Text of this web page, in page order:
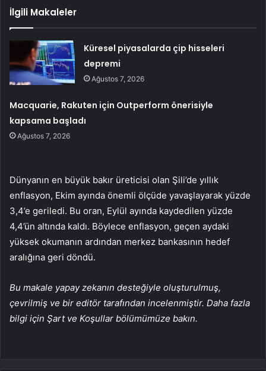
İlgili Makaleler
Küresel piyasalarda çip hisseleri
depremi
Ağustos 7, 2026
Macquarie, Rakuten için Outperform önerisiyle
kapsama başladı
Ağustos 7, 2026
Dünyanın en büyük bakır üreticisi olan Şili’de yıllık
enflasyon, Ekim ayında önemli ölçüde yavaşlayarak yüzde
3,4’e geriledi. Bu oran, Eylül ayında kaydedilen yüzde
4,4’ün altında kaldı. Böylece enflasyon, geçen aydaki
yüksek okumanın ardından merkez bankasının hedef
aralığına geri döndü.
Bu makale yapay zekanın desteğiyle oluşturulmuş,
çevrilmiş ve bir editör tarafından incelenmiştir. Daha fazla
bilgi için Şart ve Koşullar bölümümüze bakın.